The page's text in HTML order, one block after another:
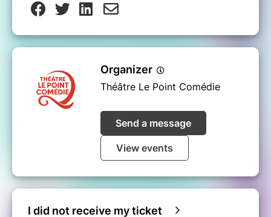
Organizer
Théâtre Le Point Comédie
Send a message
View events
I did not receive my ticket